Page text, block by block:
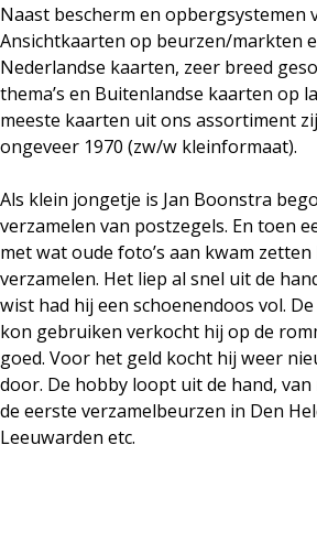
Naast bescherm en opbergsystemen
Ansichtkaarten op beurzen/markten
Nederlandse kaarten, zeer breed
thema’s en Buitenlandse kaarten op
meeste kaarten uit ons assortiment
ongeveer 1970 (zw/w kleinformaat).
Als klein jongetje is Jan Boonstra
verzamelen van postzegels. En toen
met wat oude foto’s aan kwam
verzamelen. Het liep al snel uit de
wist had hij een schoenendoos vol.
kon gebruiken verkocht hij op de
goed. Voor het geld kocht hij weer
door. De hobby loopt uit de hand,
de eerste verzamelbeurzen in Den
Leeuwarden etc.